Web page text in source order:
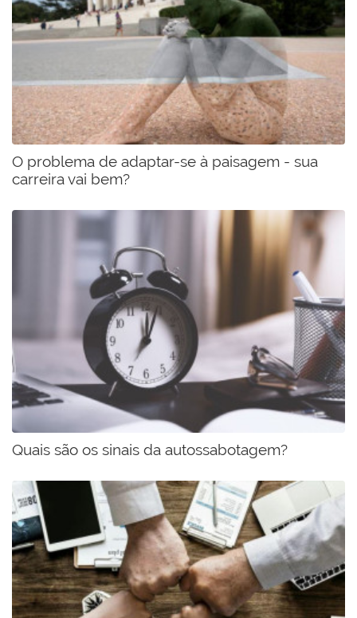
O problema de adaptar-se à paisagem - sua
carreira vai bem?
​​​​​​​Quais são os sinais da autossabotagem?